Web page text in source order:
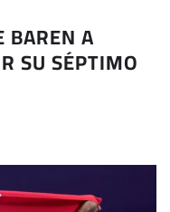
BAREN A
SU SÉPTIMO